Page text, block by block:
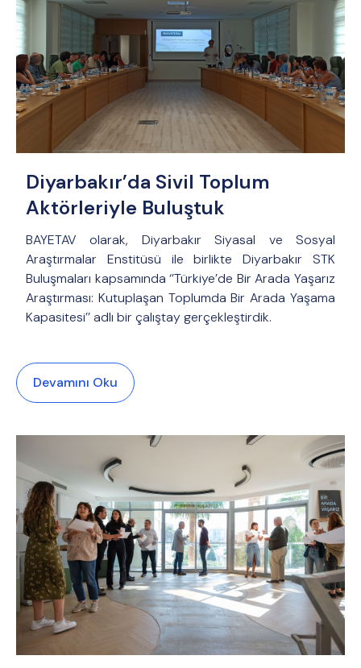
Diyarbakır’da Sivil Toplum
Aktörleriyle Buluştuk
BAYETAV olarak, Diyarbakır Siyasal ve Sosyal
Araştırmalar Enstitüsü ile birlikte Diyarbakır STK
Buluşmaları kapsamında ‘’Türkiye’de Bir Arada Yaşarız
Araştırması: Kutuplaşan Toplumda Bir Arada Yaşama
Kapasitesi’’ adlı bir çalıştay gerçekleştirdik.
Devamını Oku